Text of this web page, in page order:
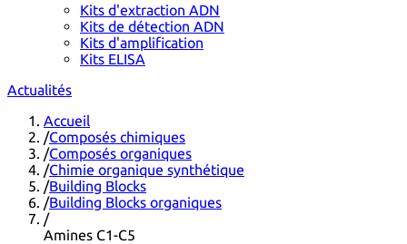
Kits d'extraction ADN
Kits de détection ADN
Kits d'amplification
Kits ELISA
Actualités
Accueil
/Composés chimiques
/Composés organiques
/Chimie organique synthétique
/Building Blocks
/Building Blocks organiques
/
Amines C1-C5